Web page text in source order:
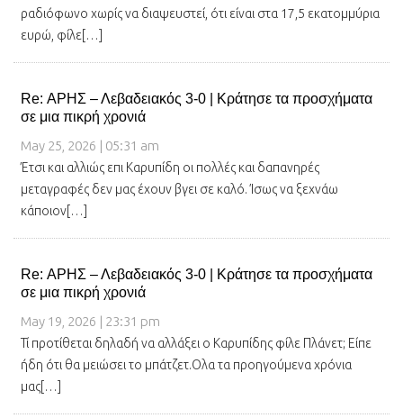
ραδιόφωνο χωρίς να διαψευστεί, ότι είναι στα 17,5 εκατομμύρια
ευρώ, φίλε[…]
Re: ΑΡΗΣ – Λεβαδειακός 3-0 | Κράτησε τα προσχήματα
σε μια πικρή χρονιά
May 25, 2026 | 05:31 am
Έτσι και αλλιώς επι Καρυπίδη οι πολλές και δαπανηρές
μεταγραφές δεν μας έχουν βγει σε καλό. Ίσως να ξεχνάω
κάποιον[…]
Re: ΑΡΗΣ – Λεβαδειακός 3-0 | Κράτησε τα προσχήματα
σε μια πικρή χρονιά
May 19, 2026 | 23:31 pm
Τί προτίθεται δηλαδή να αλλάξει ο Καρυπίδης φίλε Πλάνετ; Είπε
ήδη ότι θα μειώσει το μπάτζετ.Ολα τα προηγούμενα χρόνια
μας[…]